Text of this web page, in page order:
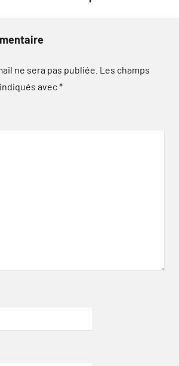
ne sera pas publiée. Les champs
avec*